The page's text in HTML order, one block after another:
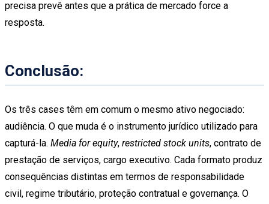
precisa prevê antes que a prática de mercado force a
resposta.
Conclusão:
Os três cases têm em comum o mesmo ativo negociado:
audiência. O que muda é o instrumento jurídico utilizado para
capturá-la. Media for equity, restricted stock units, contrato de
prestação de serviços, cargo executivo. Cada formato produz
consequências distintas em termos de responsabilidade
civil, regime tributário, proteção contratual e governança. O